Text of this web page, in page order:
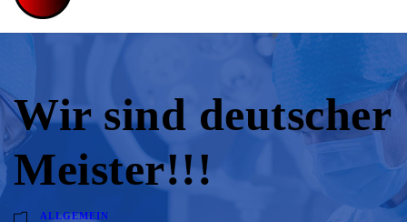
Wir sind deutscher
Meister!!!
ALLGEMEIN